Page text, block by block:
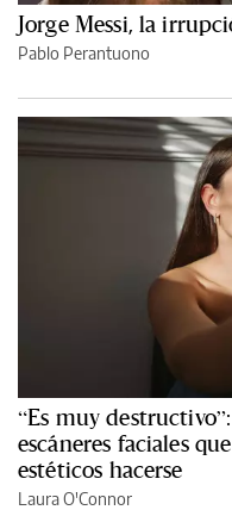
Jorge Messi, la
Pablo Perantuono
“Es muy
escáneres faciales
estéticos hacerse
Laura O'Connor